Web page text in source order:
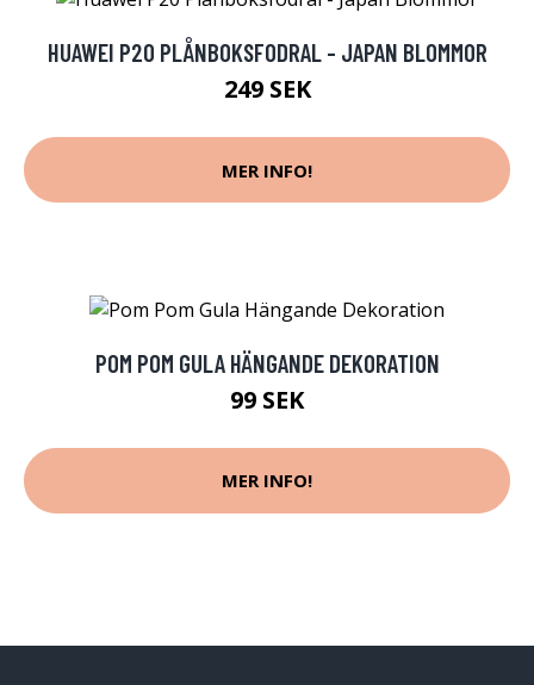
HUAWEI P20 PLÅNBOKSFODRAL - JAPAN BLOMMOR
249 SEK
MER INFO!
POM POM GULA HÄNGANDE DEKORATION
99 SEK
MER INFO!